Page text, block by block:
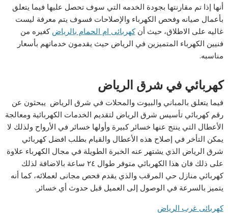
أنها إذا تم مقارنتها بجودة الخدمه التي سوف تحصل عليها فيما يتعلق
بأعمال صيانه وفحص الكهرباء والإصلاحات فسوف يتم معرفة ليست
غاليه على الاطلاق، حيث أنكهربائى ام الحمام بالرياض كغيره من
فنيين الكهرباء المتميزين في الرياض حيث يقدمون خدماتهم بأسعار
مناسبه.
كهربائي في شرق الرياض
فيما يتعلق بالمباني والبيوت والمحلات في شرق الرياض يبحثون عن
رقم كهربائي تأسيس شرق الرياض لتقديم الخدمات الكهربائية ومعالجة
الأعطال التي ينتج عنها خسائر كبيرة وأولها خسائر في الأرواح ولذلك لا
يمكن التأخر في إصلاح هذه الأعطال والقيام بطلب افضل كهربائي
شرق الرياض الذي يشتهر عنه الخبرة الطويلة في مجال الكهرباء علاوة
على ذلك فان هذا الكهربائي متوفر طوال ٢٤ ساعة بالاضافة لذلك
كهربائي منازل حي المرقب والذي يقدم فحص مجانى لعملائه، كما أنه
يتميز بالسرعة في الوصول إلى العميل قبل حدوث أي خسائر.
كهربائى غرب الرياض